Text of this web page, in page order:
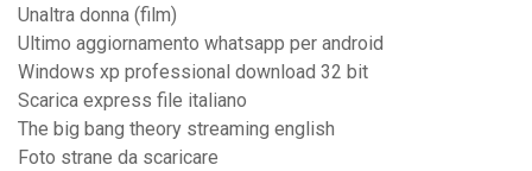
Unaltra donna (film)
Ultimo aggiornamento whatsapp per android
Windows xp professional download 32 bit
Scarica express file italiano
The big bang theory streaming english
Foto strane da scaricare